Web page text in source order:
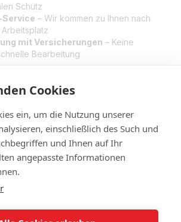
Schutz
Service – Wir kommen zu Ihnen nach
mit Versicherungen – Keine
Bearbeitung
Verfügung.Ihr VW Sharan verdient
+4314420014
Cookies
ein, um die Nutzung unserer
einschließlich des Such und
und Ihnen auf Ihr
angepasste Informationen